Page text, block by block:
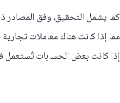
كما يشمل التحقيق، وفق المصادر
مما إذا كانت هناك معاملات تجارية
إذا كانت بعض الحسابات تُستعمل